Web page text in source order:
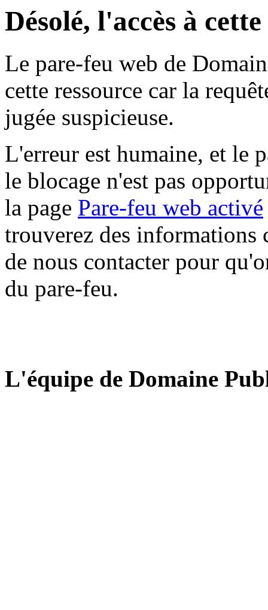
Désolé, l'accès à
Le pare-feu web de
cette ressource car la
jugée suspicieuse.
L'erreur est humaine, et le
le blocage n'est pas
la page Pare-feu web activé
trouverez des informations
de nous contacter pour
du pare-feu.
L'équipe de Domaine